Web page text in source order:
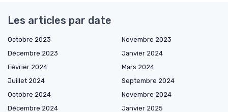
Les articles par date
Octobre 2023
Novembre 2023
Décembre 2023
Janvier 2024
Février 2024
Mars 2024
Juillet 2024
Septembre 2024
Octobre 2024
Novembre 2024
Décembre 2024
Janvier 2025